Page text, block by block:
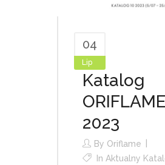
04
Lip
Katalog
2023
By Oriflame
In Aktualny